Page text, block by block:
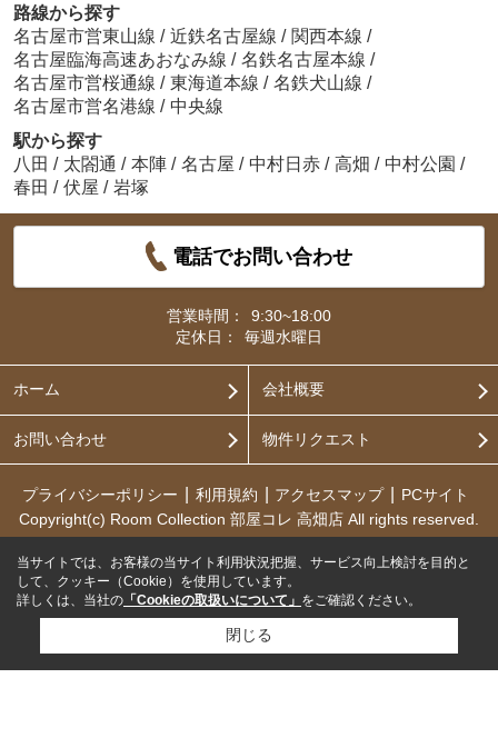
路線から探す
名古屋市営東山線 / 近鉄名古屋線 / 関西本線 /
名古屋臨海高速あおなみ線 / 名鉄名古屋本線 /
名古屋市営桜通線 / 東海道本線 / 名鉄犬山線 /
名古屋市営名港線 / 中央線
駅から探す
八田 / 太閤通 / 本陣 / 名古屋 / 中村日赤 / 高畑 / 中村公園 /
春田 / 伏屋 / 岩塚
電話でお問い合わせ
営業時間：
9:30~18:00
定休日：
毎週水曜日
ホーム 会社概要
お問い合わせ 物件リクエスト
プライバシーポリシー 利用規約 アクセスマップ
PCサイト
Copyright(c) Room Collection 部屋コレ 高畑店 All rights reserved.
当サイトでは、お客様の当サイト利用状況把握、サービス向上検討を目的と
して、クッキー（Cookie）を使用しています。
詳しくは、当社の 「Cookieの取扱いについて」 をご確認ください。
閉じる